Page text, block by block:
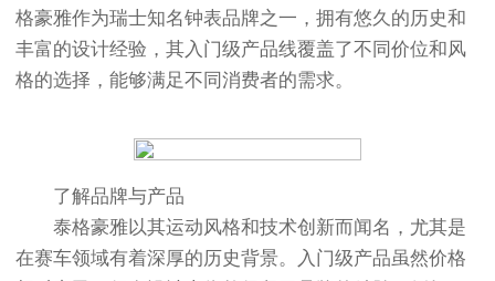
格豪雅作为瑞士知名钟表品牌之一，拥有悠久的历史和
丰富的设计经验，其入门级产品线覆盖了不同价位和风
格的选择，能够满足不同消费者的需求。
了解品牌与产品
泰格豪雅以其运动风格和技术创新而闻名，尤其是
在赛车领域有着深厚的历史背景。入门级产品虽然价格